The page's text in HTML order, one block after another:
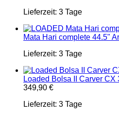
Lieferzeit: 3 Tage
Mata Hari complete 44.5"
Lieferzeit: 3 Tage
Loaded Bolsa II Carver
349,90 €
Lieferzeit: 3 Tage